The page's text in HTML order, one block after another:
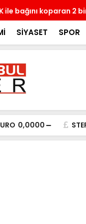
ile bağını koparan 2
SİYASET SPOR
0,0000